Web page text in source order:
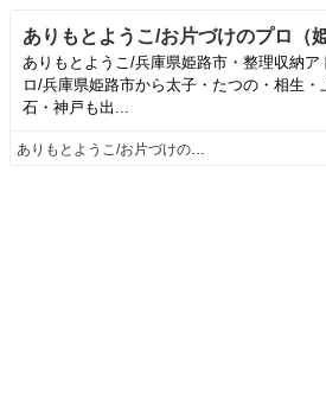
ありもとようこ/お片づけのプロ（
ありもとようこ/兵庫県姫路市・整理収納
ロ/兵庫県姫路市から太子・たつの・相生・
石・神戸も出...
ありもとようこ/お片づけのプロ（姫路市）